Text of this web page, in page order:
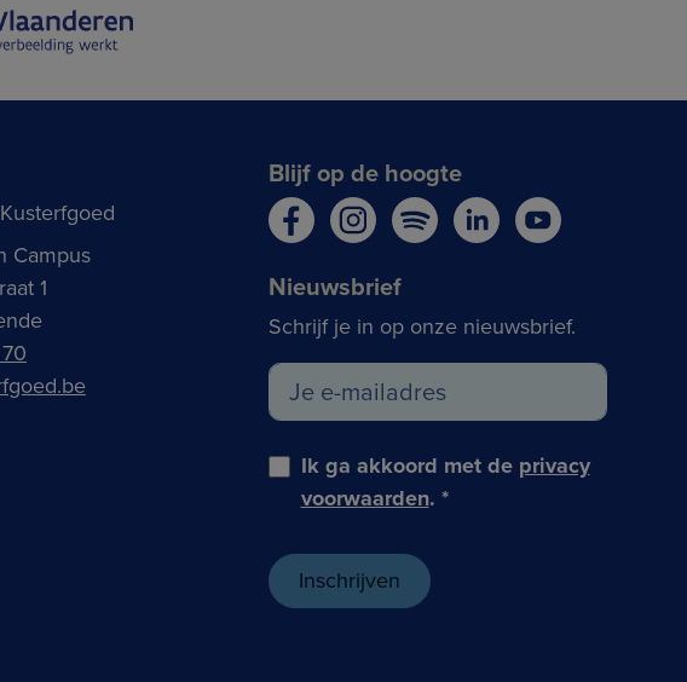
Campus
1
Blijf op de hoogte
Nieuwsbrief
Schrijf je in op onze nieuwsbrief.
Ik ga akkoord met de privacy
voorwaarden. *